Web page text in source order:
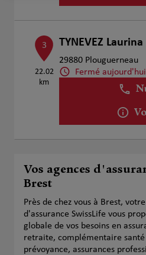
3
22.02
km
TYNEVEZ Laurina
29880 Plouguerneau
Fermé aujourd'hui
Vos agences
Brest
Près de chez vous à Brest,
d'assurance SwissLife vous
globale de vos besoins en
retraite, complémentaire santé
prévoyance, assurances